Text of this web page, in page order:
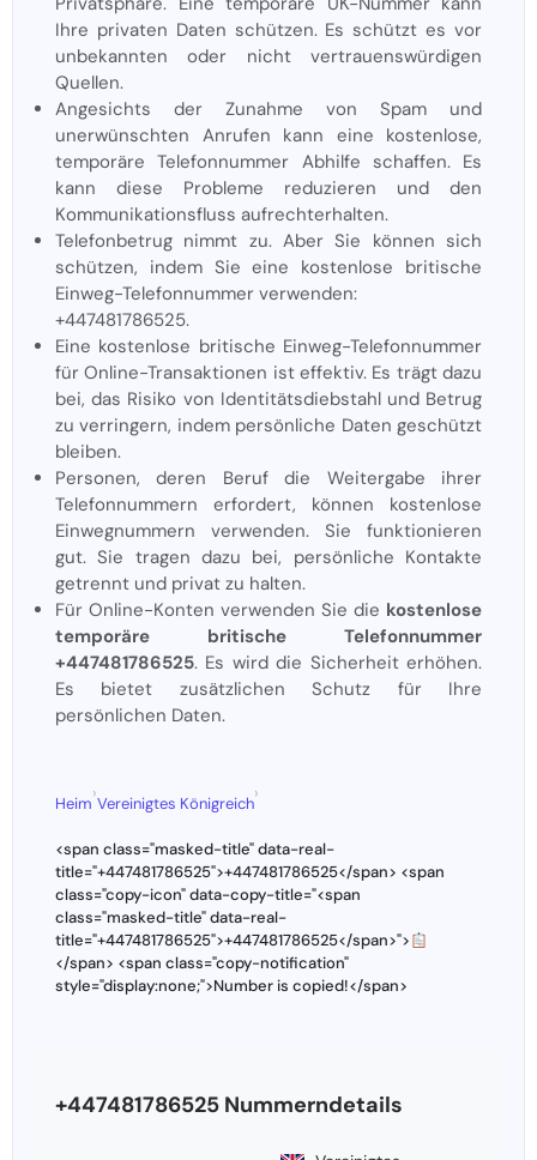
Ihre privaten Daten schützen. Es schützt es vor
unbekannten oder nicht vertrauenswürdigen
Quellen.
Angesichts der Zunahme von Spam und
unerwünschten Anrufen kann eine kostenlose,
temporäre Telefonnummer Abhilfe schaffen. Es
kann diese Probleme reduzieren und den
Kommunikationsfluss aufrechterhalten.
Telefonbetrug nimmt zu. Aber Sie können sich
schützen, indem Sie eine kostenlose britische
Einweg-Telefonnummer verwenden:
+447481786525.
Eine kostenlose britische Einweg-Telefonnummer
für Online-Transaktionen ist effektiv. Es trägt dazu
bei, das Risiko von Identitätsdiebstahl und Betrug
zu verringern, indem persönliche Daten geschützt
bleiben.
Personen, deren Beruf die Weitergabe ihrer
Telefonnummern erfordert, können kostenlose
Einwegnummern verwenden. Sie funktionieren
gut. Sie tragen dazu bei, persönliche Kontakte
getrennt und privat zu halten.
Für Online-Konten verwenden Sie die kostenlose
temporäre britische Telefonnummer
+447481786525. Es wird die Sicherheit erhöhen.
Es bietet zusätzlichen Schutz für Ihre
persönlichen Daten.
Heim
›
Vereinigtes Königreich
›
<span class="masked-title" data-real-
title="+447481786525">+447481786525</span> <span
class="copy-icon" data-copy-title="<span
class="masked-title" data-real-
title="+447481786525">+447481786525</span>">
</span> <span class="copy-notification"
style="display:none;">Number is copied!</span>
+447481786525 Nummerndetails